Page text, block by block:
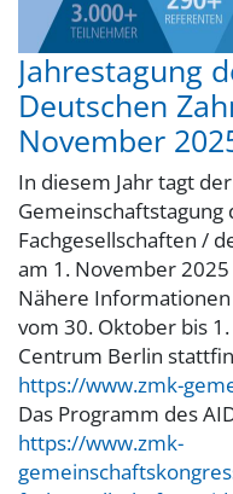
Jahrestagung
Deutschen
November
In diesem Jahr tagt
Fachgesellschaften /
am 1. November
Nähere
vom 30. Oktober bis
Centrum Berlin
https://www.zmk-
Das Programm des
https://www.zmk-